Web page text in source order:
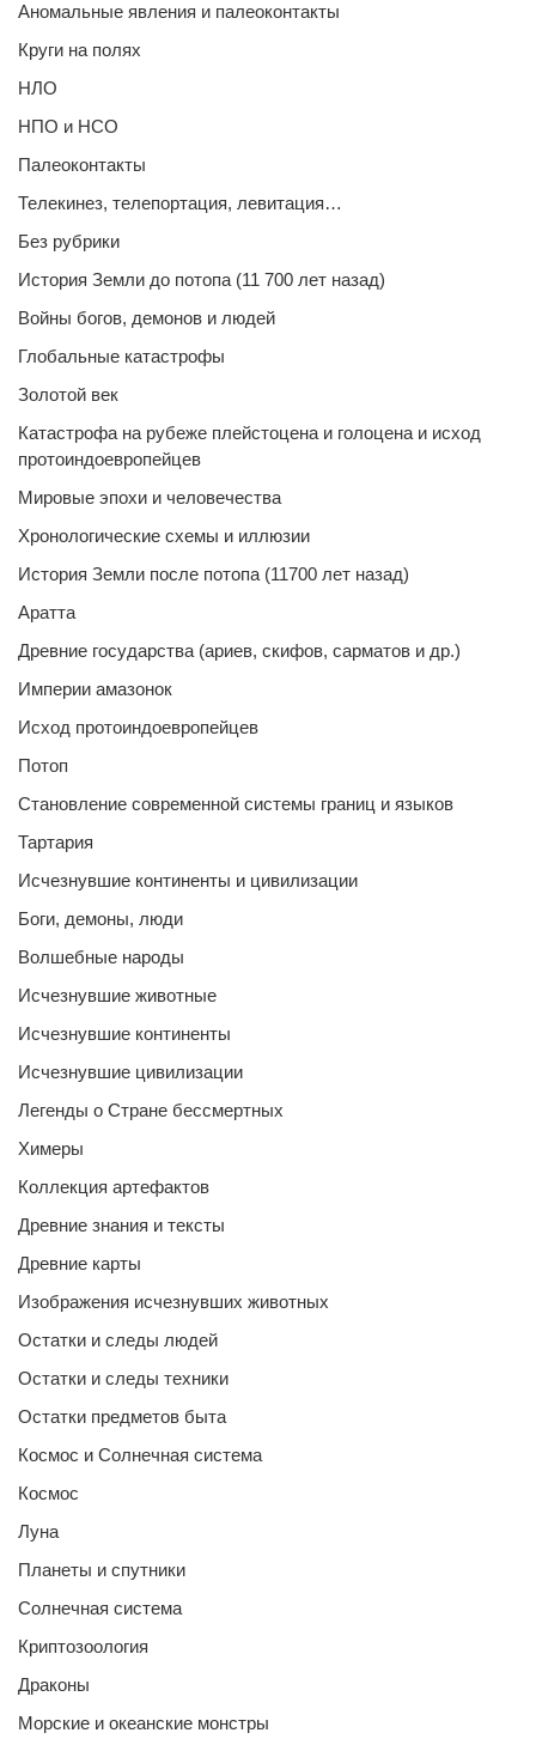
Аномальные явления и палеоконтакты
Круги на полях
НЛО
НПО и НСО
Палеоконтакты
Телекинез, телепортация, левитация…
Без рубрики
История Земли до потопа (11 700 лет назад)
Войны богов, демонов и людей
Глобальные катастрофы
Золотой век
Катастрофа на рубеже плейстоцена и голоцена и исход
протоиндоевропейцев
Мировые эпохи и человечества
Хронологические схемы и иллюзии
История Земли после потопа (11700 лет назад)
Аратта
Древние государства (ариев, скифов, сарматов и др.)
Империи амазонок
Исход протоиндоевропейцев
Потоп
Становление современной системы границ и языков
Тартария
Исчезнувшие континенты и цивилизации
Боги, демоны, люди
Волшебные народы
Исчезнувшие животные
Исчезнувшие континенты
Исчезнувшие цивилизации
Легенды о Стране бессмертных
Химеры
Коллекция артефактов
Древние знания и тексты
Древние карты
Изображения исчезнувших животных
Остатки и следы людей
Остатки и следы техники
Остатки предметов быта
Космос и Солнечная система
Космос
Луна
Планеты и спутники
Солнечная система
Криптозоология
Драконы
Морские и океанские монстры